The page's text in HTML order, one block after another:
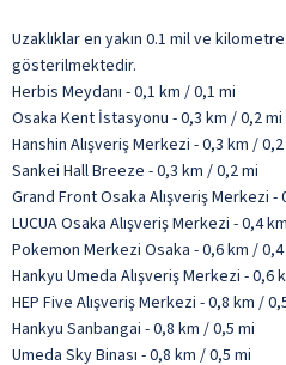
Uzaklıklar en yakın 0.1 mil ve
gösterilmektedir.
Herbis Meydanı - 0,1 km / 0,1 mi
Osaka Kent İstasyonu - 0,3 km / 0,2 mi
Hanshin Alışveriş Merkezi - 0,3 km /
Sankei Hall Breeze - 0,3 km / 0,2 mi
Grand Front Osaka Alışveriş Merkezi -
LUCUA Osaka Alışveriş Merkezi - 0,4
Pokemon Merkezi Osaka - 0,6 km /
Hankyu Umeda Alışveriş Merkezi - 0,6
HEP Five Alışveriş Merkezi - 0,8 km /
Hankyu Sanbangai - 0,8 km / 0,5 mi
Umeda Sky Binası - 0,8 km / 0,5 mi